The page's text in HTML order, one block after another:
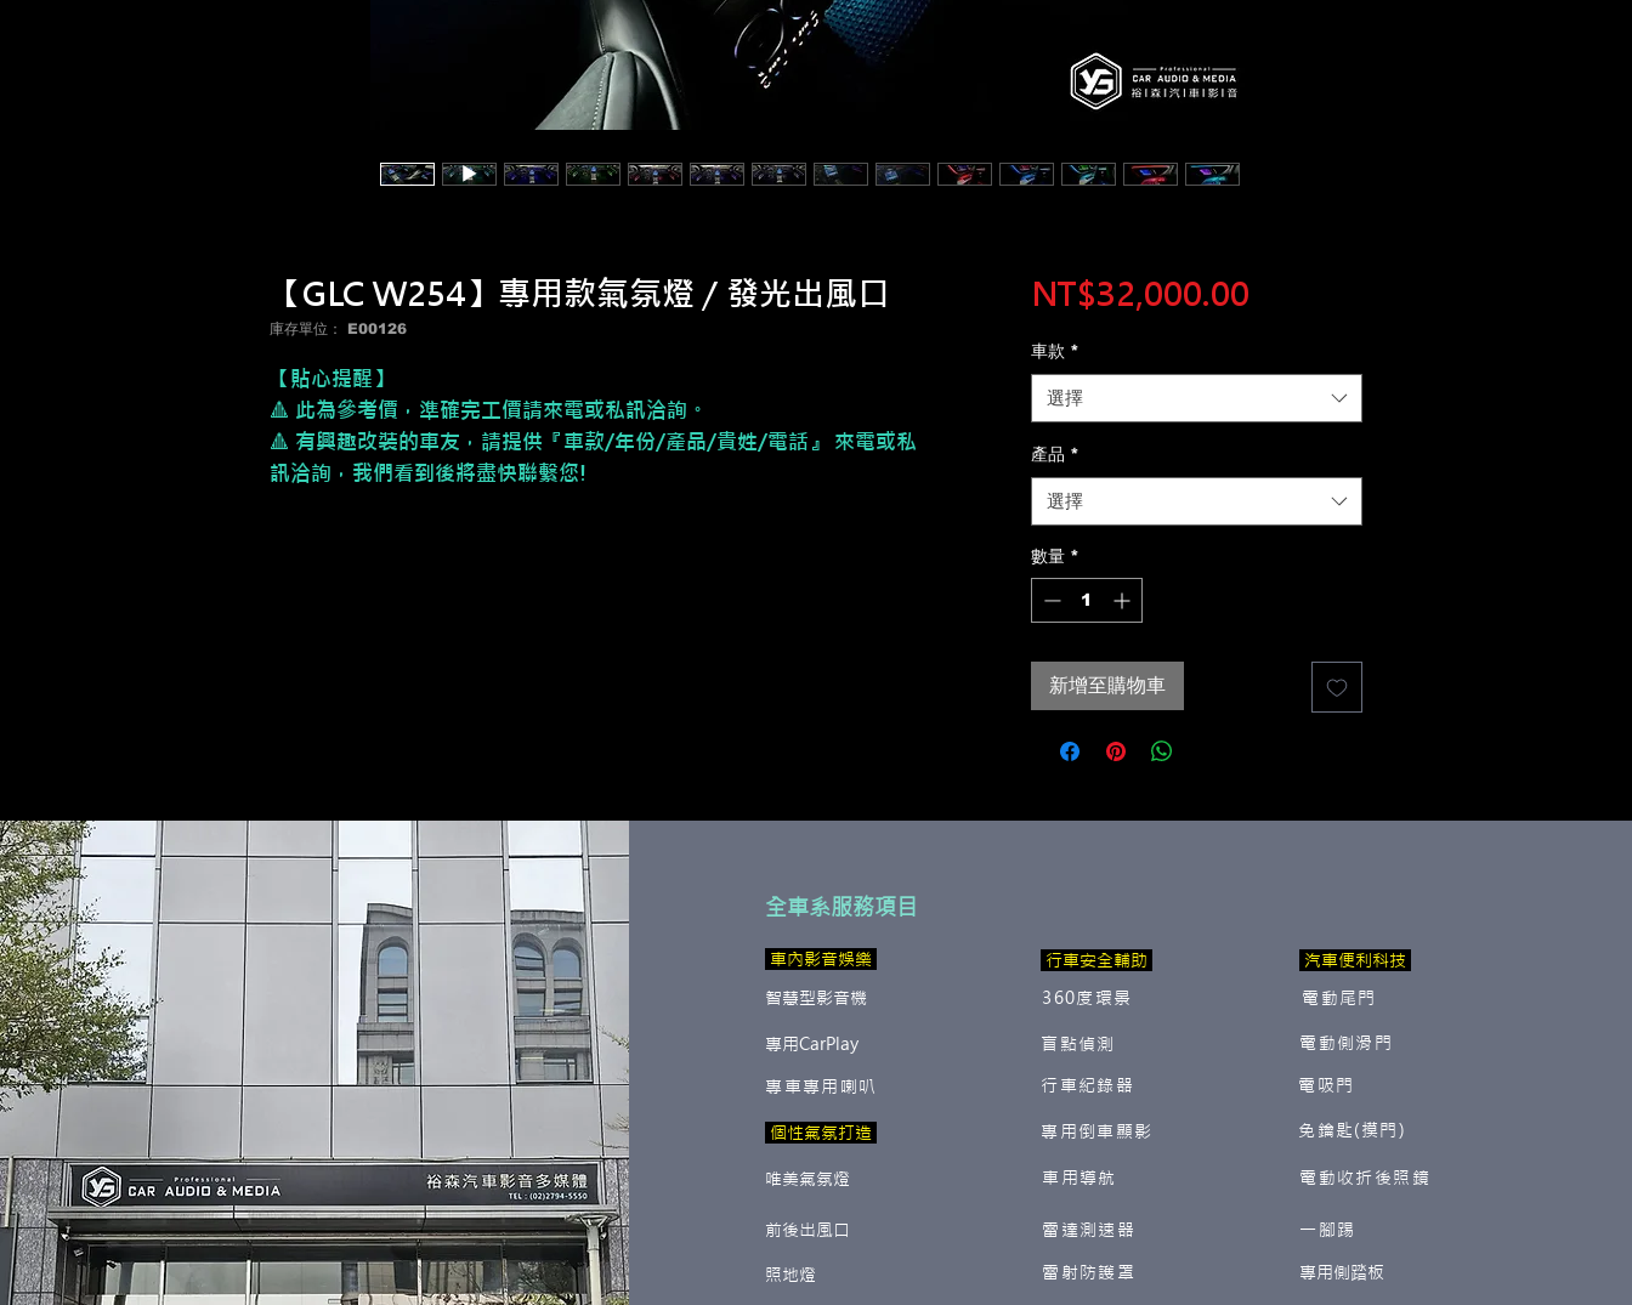
【GLC W254】專用款氣氛燈 / 發光出風口
庫存單位： E00126
【貼心提醒】
🔺 此為參考價， 準確完工價請來電或私訊洽詢。
🔺 有興趣改裝的車友，請提供『車款/年份/產品/貴姓/電話』 來電或私
訊洽詢，我們看到後將盡快聯繫您!
NT$32,000.00價
車款 *
選擇
產品 *
選擇
數量 *
新增至購物車
全車系服務項目
​ 車內影音娛樂
智慧型影音機
行車安全輔助
360度環景
專用CarPlay
專車專用喇叭
盲點偵測
行車紀錄器
專用倒車顯影
​ 個性氣氛打造
唯美氣氛燈 車用導航
汽車便利科技
電動尾門
電動側滑門
電吸門
免鑰匙(摸門)
電動收折後照鏡
前後出風口 雷達測速器
照地燈 雷射防護罩
一腳踢
​專用側踏板